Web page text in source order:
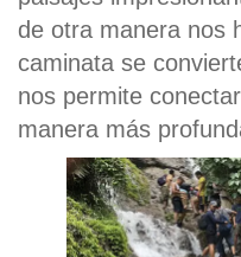
de otra manera nos
caminata se
nos permite
manera más